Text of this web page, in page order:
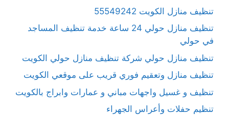
تنظيف منازل الكويت 55549242
تنظيف منازل حولي 24 ساعة خدمة تنظيف المساجد
في حولي
تنظيف منازل حولي شركة تنظيف منازل حولي الكويت
تنظيف منازل وتعقيم فوري قريب على موقعي الكويت
تنظيف و غسيل واجهات مباني و عمارات وابراج بالكويت
تنظيم حفلات وأعراس الجهراء